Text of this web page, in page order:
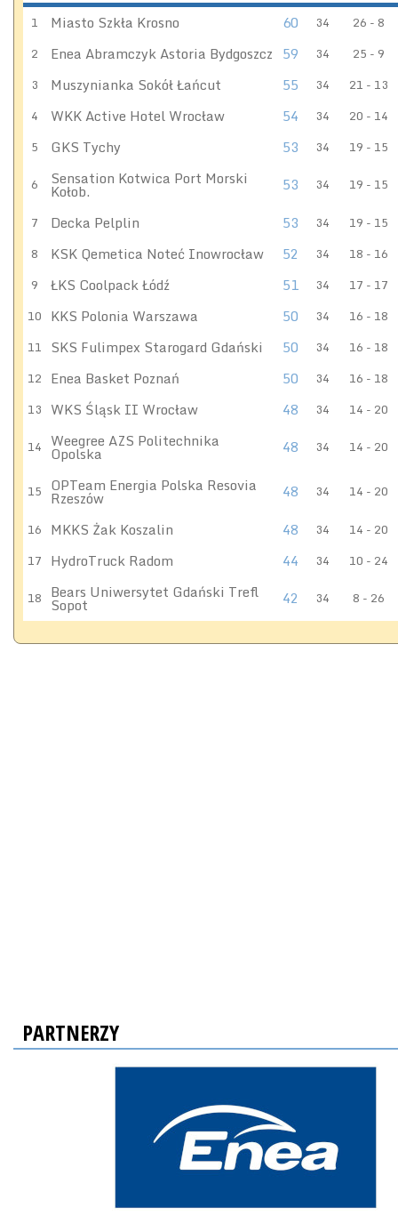
1
Miasto Szkła Krosno 60 34
26 - 8
2
Enea Abramczyk Astoria Bydgoszcz 59 34
25 - 9
3
Muszynianka Sokół Łańcut 55 34
21 - 13
4
WKK Active Hotel Wrocław 54 34
20 - 14
5
GKS Tychy 53 34
19 - 15
6
Sensation Kotwica Port Morski
Kołob. 53 34
19 - 15
7
Decka Pelplin 53 34
19 - 15
8
KSK Qemetica Noteć Inowrocław 52 34
18 - 16
9
ŁKS Coolpack Łódź 51 34
17 - 17
10 KKS Polonia Warszawa 50 34
16 - 18
11 SKS Fulimpex Starogard Gdański 50 34
16 - 18
12 Enea Basket Poznań 50 34
16 - 18
13 WKS Śląsk II Wrocław 48 34
14 - 20
14 Weegree AZS Politechnika
Opolska 48 34 14 - 20
15 OPTeam Energia Polska Resovia
Rzeszów 48 34
14 - 20
16 MKKS Żak Koszalin 48 34
14 - 20
17 HydroTruck Radom 44 34
10 - 24
18 Bears Uniwersytet Gdański Trefl
Sopot 42 34 8 - 26
PARTNERZY